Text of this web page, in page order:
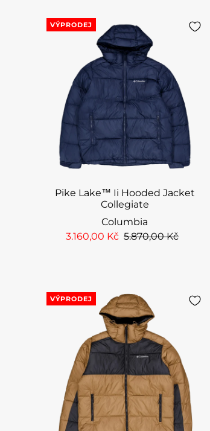
VÝPRODEJ
Pike Lake™ Ii Hooded Jacket
Collegiate
Columbia
3.160,00 Kč 5.870,00 Kč
VÝPRODEJ